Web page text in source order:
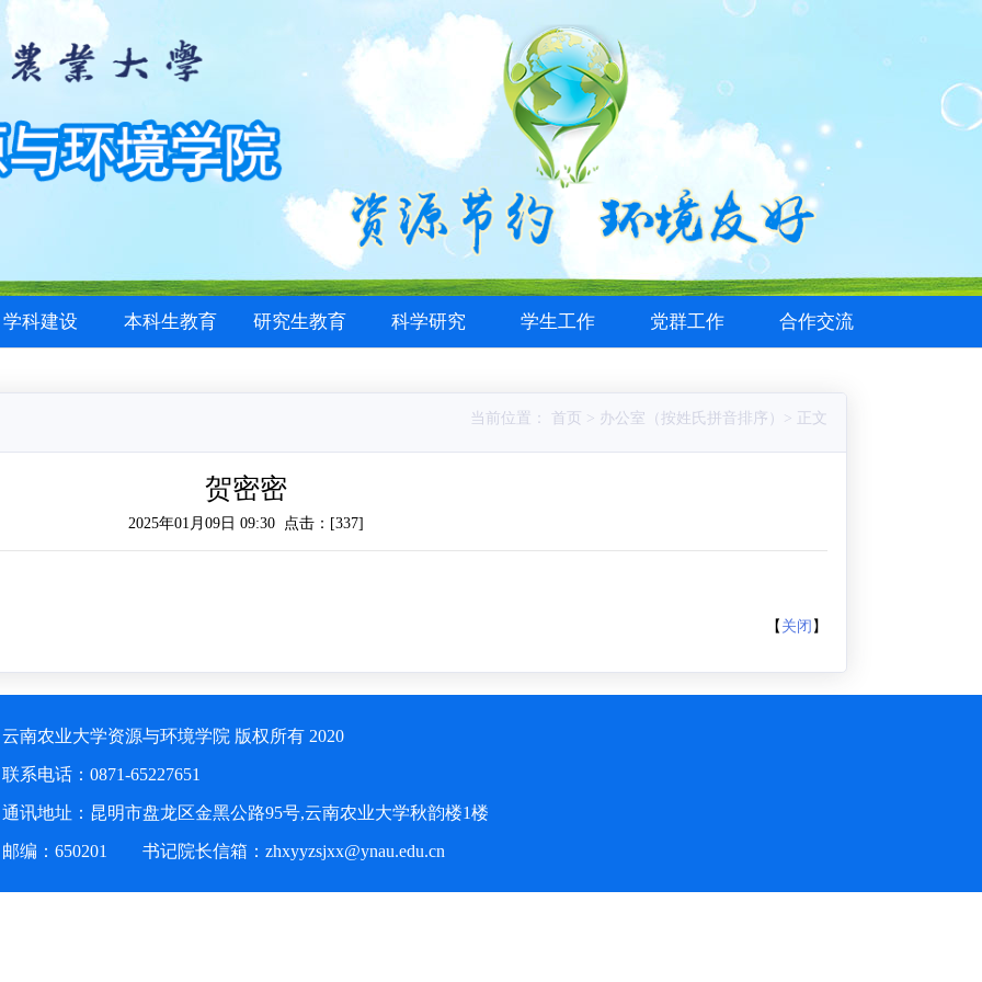
学科建设 本科生教育 研究生教育 科学研究 学生工作 党群工作 合作交流
当前位置： 首页 > 办公室（按姓氏拼音排序）> 正文
贺密密
2025年01月09日 09:30 点击：[337]
【 关闭 】
云南农业大学资源与环境学院 版权所有 2020
联系电话：0871-65227651
通讯地址：昆明市盘龙区金黑公路95号,云南农业大学秋韵楼1楼
邮编：650201 书记院长信箱：zhxyyzsjxx@ynau.edu.cn